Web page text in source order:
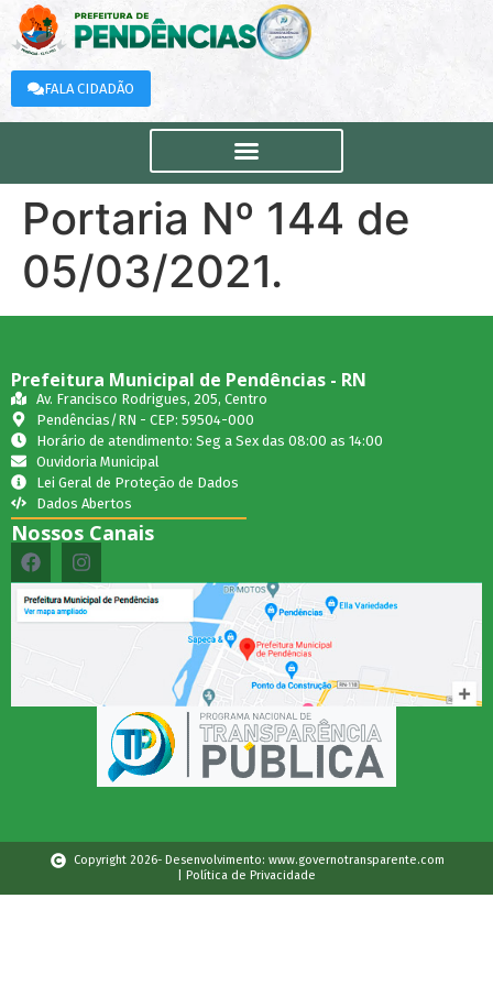
FALA CIDADÃO
Portaria Nº 144 de
05/03/2021.
Prefeitura Municipal de Pendências - RN
Av. Francisco Rodrigues, 205, Centro
Pendências/RN - CEP: 59504-000
Horário de atendimento: Seg a Sex das 08:00 as 14:00
Ouvidoria Municipal
Lei Geral de Proteção de Dados
Dados Abertos
Nossos Canais
Copyright 2026- Desenvolvimento: www.governotransparente.com
| Política de Privacidade